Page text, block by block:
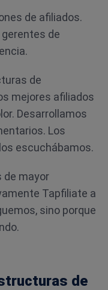
de afiliados.
de
de
mejores afiliados
Desarrollamos
Los
escuchábamos.
de mayor
Tapfiliate a
sino porque
de